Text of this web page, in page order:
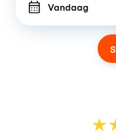
Vandaag
★